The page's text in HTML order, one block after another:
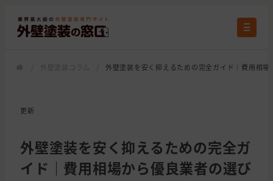
外壁塗装を安く抑えるための完全ガイド｜費用相
更新
外壁塗装を安く抑えるための完全ガ
イド｜費用相場から優良業者の選び